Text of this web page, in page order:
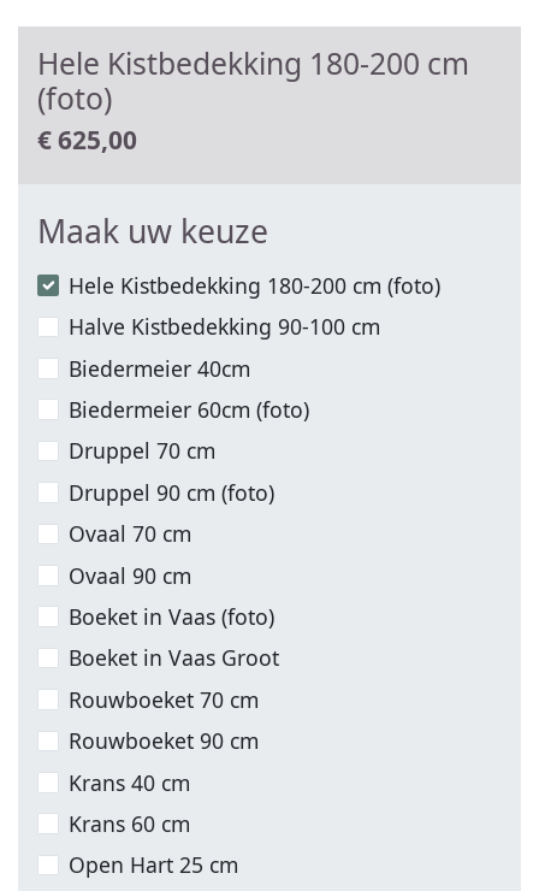
Hele Kistbedekking 180-200 cm
(foto)
€625,00
Maak uw keuze
Hele Kistbedekking 180-200 cm (foto)
Halve Kistbedekking 90-100 cm
Biedermeier 40cm
Biedermeier 60cm (foto)
Druppel 70 cm
Druppel 90 cm (foto)
Ovaal 70 cm
Ovaal 90 cm
Boeket in Vaas (foto)
Boeket in Vaas Groot
Rouwboeket 70 cm
Rouwboeket 90 cm
Krans 40 cm
Krans 60 cm
Open Hart 25 cm